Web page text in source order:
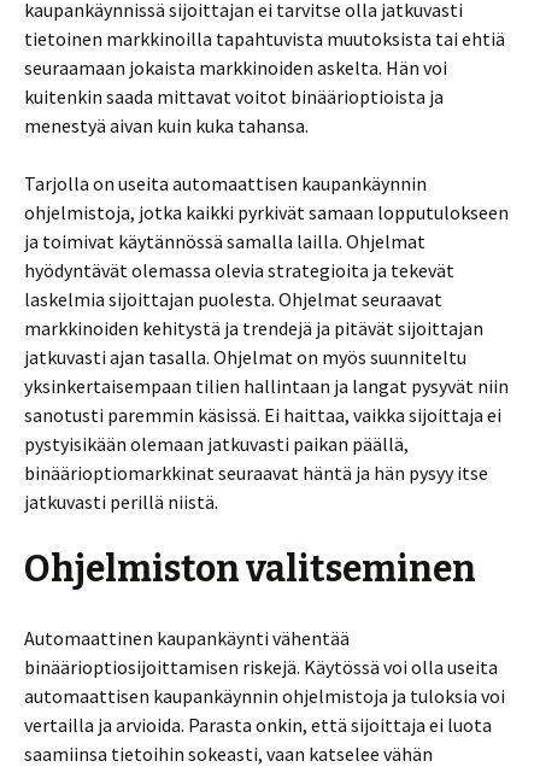
kaupankäynnissä sijoittajan ei tarvitse olla jatkuvasti
tietoinen markkinoilla tapahtuvista muutoksista tai ehtiä
seuraamaan jokaista markkinoiden askelta. Hän voi
kuitenkin saada mittavat voitot binäärioptioista ja
menestyä aivan kuin kuka tahansa.
Tarjolla on useita automaattisen kaupankäynnin
ohjelmistoja, jotka kaikki pyrkivät samaan lopputulokseen
ja toimivat käytännössä samalla lailla. Ohjelmat
hyödyntävät olemassa olevia strategioita ja tekevät
laskelmia sijoittajan puolesta. Ohjelmat seuraavat
markkinoiden kehitystä ja trendejä ja pitävät sijoittajan
jatkuvasti ajan tasalla. Ohjelmat on myös suunniteltu
yksinkertaisempaan tilien hallintaan ja langat pysyvät niin
sanotusti paremmin käsissä. Ei haittaa, vaikka sijoittaja ei
pystyisikään olemaan jatkuvasti paikan päällä,
binäärioptiomarkkinat seuraavat häntä ja hän pysyy itse
jatkuvasti perillä niistä.
Ohjelmiston valitseminen
Automaattinen kaupankäynti vähentää
binäärioptiosijoittamisen riskejä. Käytössä voi olla useita
automaattisen kaupankäynnin ohjelmistoja ja tuloksia voi
vertailla ja arvioida. Parasta onkin, että sijoittaja ei luota
saamiinsa tietoihin sokeasti, vaan katselee vähän